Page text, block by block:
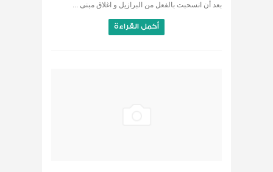
بعد أن انسحبت بالفعل من البرازيل و اغلاق مبنى ...
أكمل القراءة